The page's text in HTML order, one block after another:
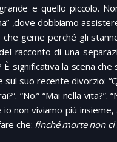
e quello piccolo.
,dove dobbiamo
geme perché gli
racconto di una
significativa la scena
suo recente divorzio:
“No.” “Mai nella
io non viviamo più
che: finché morte non ci